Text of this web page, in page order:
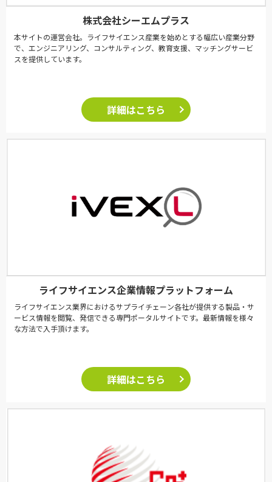
株式会社シーエムプラス
本サイトの運営会社。ライフサイエンス産業を始めとする幅広い産業分野
で、エンジニアリング、コンサルティング、教育支援、マッチングサービ
スを提供しています。
詳細はこちら
ライフサイエンス企業情報プラットフォーム
ライフサイエンス業界におけるサプライチェーン各社が提供する製品・サ
ービス情報を閲覧、発信できる専門ポータルサイトです。最新情報を様々
な方法で入手頂けます。
詳細はこちら